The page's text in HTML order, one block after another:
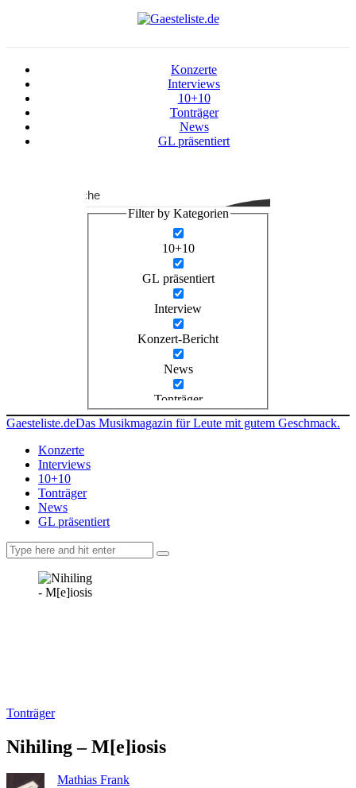
Konzerte
Interviews
10+10
Tonträger
News
GL präsentiert
Suche
Filter by Kategorien
10+10
GL präsentiert
Interview
Konzert-Bericht
News
Tonträger
Gaesteliste.deDas Musikmagazin für Leute mit gutem Geschmack.
Konzerte
Interviews
10+10
Tonträger
News
GL präsentiert
Tonträger
Nihiling – M[e]iosis
Mathias Frank